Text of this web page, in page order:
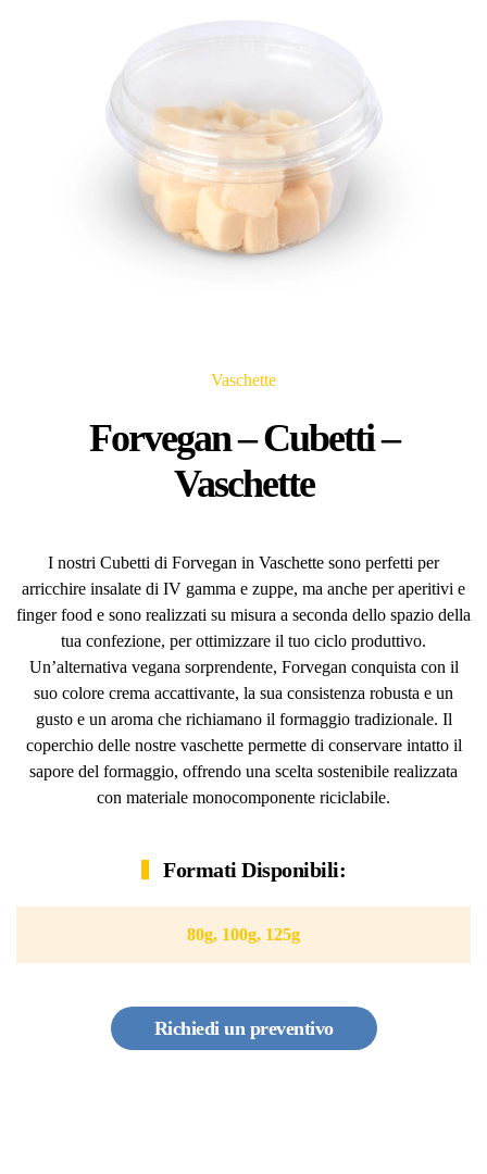
Vaschette
Forvegan – Cubetti –
Vaschette
I nostri Cubetti di Forvegan in Vaschette sono perfetti per
arricchire insalate di IV gamma e zuppe, ma anche per aperitivi e
finger food e sono realizzati su misura a seconda dello spazio della
tua confezione, per ottimizzare il tuo ciclo produttivo.
Un’alternativa vegana sorprendente, Forvegan conquista con il
suo colore crema accattivante, la sua consistenza robusta e un
gusto e un aroma che richiamano il formaggio tradizionale. Il
coperchio delle nostre vaschette permette di conservare intatto il
sapore del formaggio, offrendo una scelta sostenibile realizzata
con materiale monocomponente riciclabile.
Formati Disponibili:
80g, 100g, 125g
Richiedi un preventivo